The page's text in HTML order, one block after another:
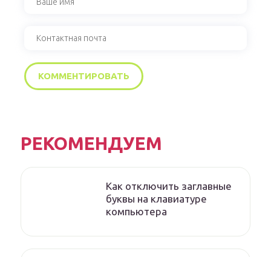
РЕКОМЕНДУЕМ
Как отключить заглавные
буквы на клавиатуре
компьютера